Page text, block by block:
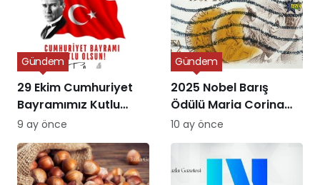
29 Ekim Cumhuriyet
Bayramımız Kutlu
Olsun
Gündem
9 ay önce
2025 Nobel Barış
Ödülü Maria Corina
Machado’ya Verildi
Gündem
10 ay önce